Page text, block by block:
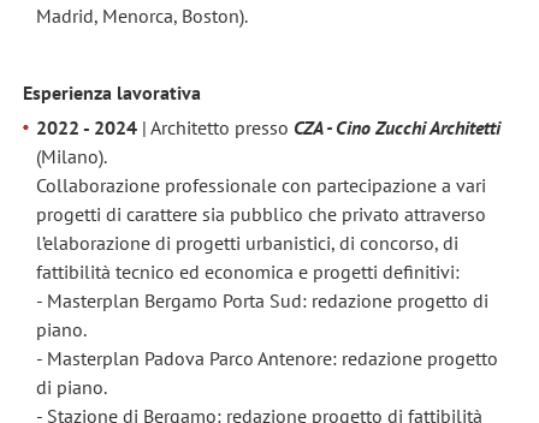
Madrid, Menorca, Boston).
Esperienza lavorativa
2022 - 2024 | Architetto presso CZA - Cino Zucchi Architetti
(Milano).
Collaborazione professionale con partecipazione a vari
progetti di carattere sia pubblico che privato attraverso
l’elaborazione di progetti urbanistici, di concorso, di
fattibilità tecnico ed economica e progetti definitivi:
- Masterplan Bergamo Porta Sud: redazione progetto di
piano.
- Masterplan Padova Parco Antenore: redazione progetto
di piano.
- Stazione di Bergamo: redazione progetto di fattibilità